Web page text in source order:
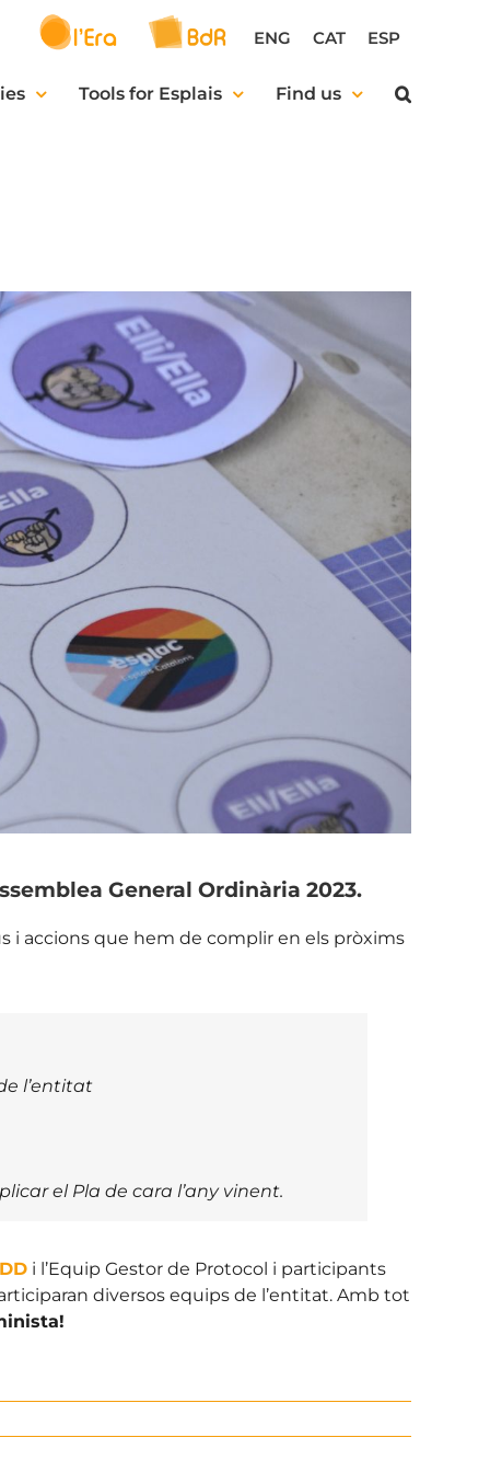
ENG CAT ESP
Tools for Esplais Find us
General Ordinària 2023.
i accions que hem de complir en els pròxims
l’entitat
el Pla de cara l’any vinent.
i l’Equip Gestor de Protocol i participants
diversos equips de l’entitat. Amb tot